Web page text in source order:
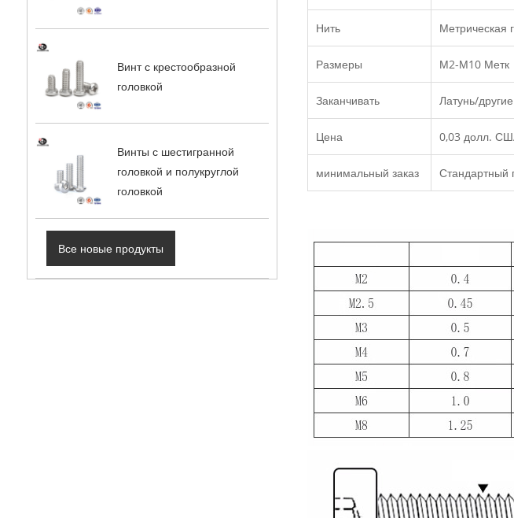
Винт с крестообразной
головкой
Винты с шестигранной
головкой и полукруглой
головкой
Все новые продукты
Нить Метрическая
Размеры М2-М10 Метк
Заканчивать Латунь/другие
Цена 0,03 долл.
минимальный заказ Стандартный